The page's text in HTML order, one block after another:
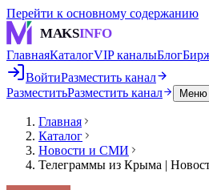
Перейти к основному содержанию
MAKSINFO
ГлавнаяКаталогVIP каналыБлог
ВойтиРазместить канал
РазместитьРазместить канал Меню
Главная
Каталог
Новости и СМИ
Телеграммы из Крыма |